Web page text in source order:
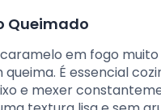
Queimado
em fogo
É essencial
e mexer